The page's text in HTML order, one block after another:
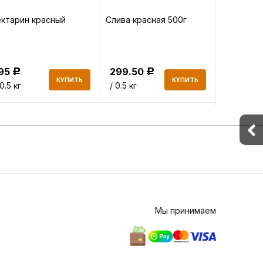
красный
Р
кг
КУПИТЬ
Слива красная 500г
299.50 Р
/ 0.5 кг
КУПИТЬ
Мы принимаем